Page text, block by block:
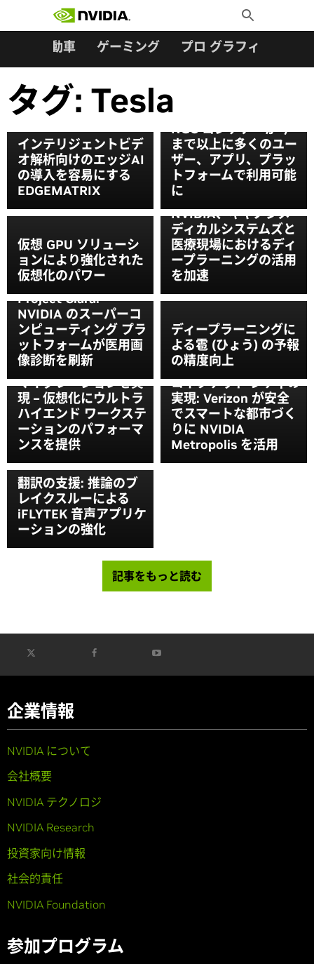
Toggle
Search
自動車 ゲーミング プロ グラフィックス
タグ: Tesla
インテリジェントビデ
オ解析向けのエッジAI
の導入を容易にする
EDGEMATRIX
NGC コンテナーが今
まで以上に多くのユー
ザー、アプリ、プラッ
トフォームで利用可能
に
仮想 GPU ソリューシ
ョンにより強化された
仮想化のパワー
NVIDIA、キヤノンメ
ディカルシステムズと
医療現場におけるディ
ープラーニングの活用
を加速
Project Clara:
NVIDIA のスーパーコ
ンピューティング プラ
ットフォームが医用画
像診断を刷新
ディープラーニングに
よる雹 (ひょう) の予報
の精度向上
NVIDIA、GPU ライブ
マイグレーションを実
現 – 仮想化にウルトラ
ハイエンド ワークステ
ーションのパフォーマ
ンスを提供
コネクテッド シティの
実現: Verizon が安全
でスマートな都市づく
りに NVIDIA
Metropolis を活用
翻訳の支援: 推論のブ
レイクスルーによる
iFLYTEK 音声アプリケ
ーションの強化
記事をもっと読む
企業情報
NVIDIA について
会社概要
NVIDIA テクノロジ
NVIDIA Research
投資家向け情報
社会的責任
NVIDIA Foundation
参加プログラム